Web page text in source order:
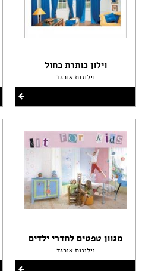
וילון כותרת כחול
וילונות אורגד
מגוון טפטים לחדרי ילדים
וילונות אורגד